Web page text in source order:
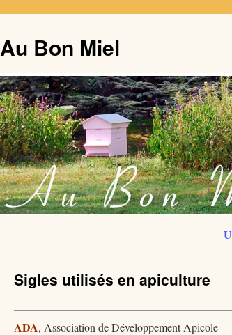
Au Bon Miel
Sigles utilisés en apiculture
ADA, Association de Développement Apicole